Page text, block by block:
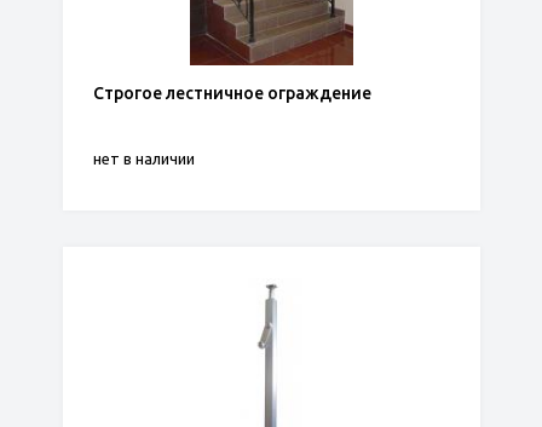
Строгое лестничное ограждение
нет в наличии